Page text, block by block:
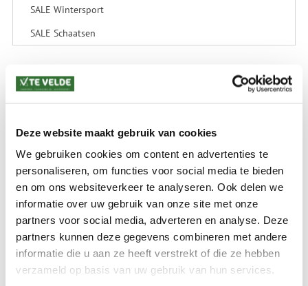
Deze website maakt gebruik van cookies
We gebruiken cookies om content en advertenties te
personaliseren, om functies voor social media te bieden
en om ons websiteverkeer te analyseren. Ook delen we
informatie over uw gebruik van onze site met onze
partners voor social media, adverteren en analyse. Deze
partners kunnen deze gegevens combineren met andere
informatie die u aan ze heeft verstrekt of die ze hebben
verzameld op basis van uw gebruik van hun services.
SALE Wintersport
SALE Schaatsen
Levertijd: 2-4 werkdagen
afwijkende tarieven en levertermijnen gelden. Deze staan vermeld bij de artikelen.
Kijk hier voor de ruilen-retourneren procedure
Waar is ons bedrijf gevestigd?
Drentse Poort 7
Nieuw Buinen (Stadskanaal)
+31 (0) 599-613946
info@tevelde.nl